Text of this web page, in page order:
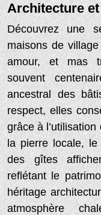
Architecture
Découvrez une
maisons de
amour, et mas
souvent
ancestral des
respect, elles
grâce à
la pierre locale,
des gîtes
reflétant le
héritage
atmosphère